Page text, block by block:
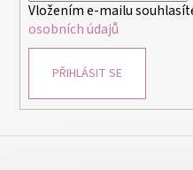
Vložením e-mailu
osobních údajů
PŘIHLÁSIT SE